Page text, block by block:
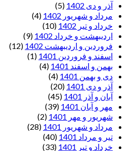
آذر و دی 1402
(5)
مرداد و شهریور 1402
(4)
خرداد و تیر 1402
(10)
اردیبهشت و خرداد 1402
(9)
فروردین و اردیبهشت 1402
(12)
اسفند و فروردین 1401
(1)
بهمن و اسفند 1401
(4)
دی و بهمن 1401
(4)
آذر و دی 1401
(20)
آبان و آذر 1401
(45)
مهر و آبان 1401
(39)
شهریور و مهر 1401
(2)
مرداد و شهریور 1401
(28)
تیر و مرداد 1401
(40)
خرداد و تیر 1401
(33)